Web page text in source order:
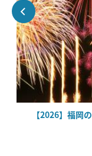
【2026】福岡